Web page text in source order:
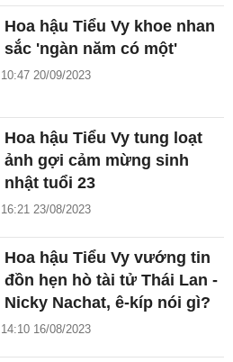
Hoa hậu Tiểu Vy khoe nhan
sắc 'ngàn năm có một'
10:47 20/09/2023
Hoa hậu Tiểu Vy tung loạt
ảnh gợi cảm mừng sinh
nhật tuổi 23
16:21 23/08/2023
Hoa hậu Tiểu Vy vướng tin
đồn hẹn hò tài tử Thái Lan -
Nicky Nachat, ê-kíp nói gì?
14:10 16/08/2023